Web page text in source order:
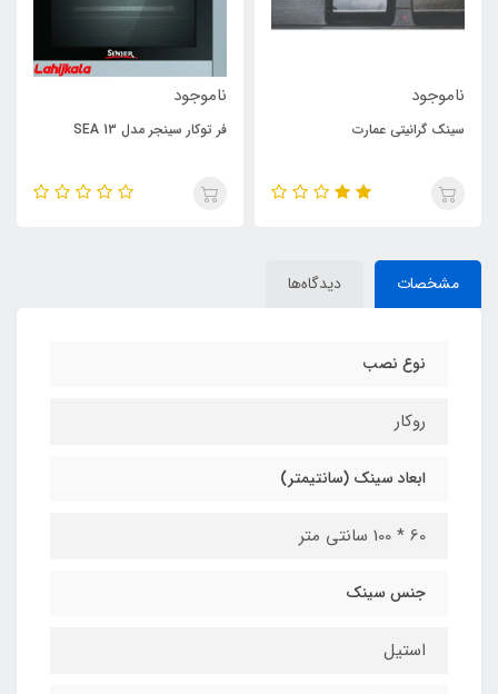
ناموجود
سینک گرانیتی عمارت
ناموجود
فر توکار سینجر مدل SEA 13
مشخصات دیدگاه‌ها
نوع نصب
روکار
ابعاد سینک (سانتیمتر)
60 * 100 سانتی متر
جنس سینک
استیل